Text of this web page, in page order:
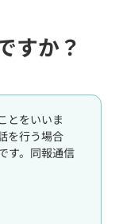
すか？
とをいいま
を行う場合
す。同報通信